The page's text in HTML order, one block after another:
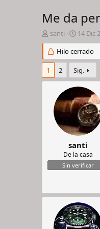
Me da
I
n
i
c
a
l
o
santi
F
e
c
h
a
d
e
i
n
i
c
i
o
14 Dic
Hilo cerrado
1 2 Sig.
santi
De la casa
Sin verificar